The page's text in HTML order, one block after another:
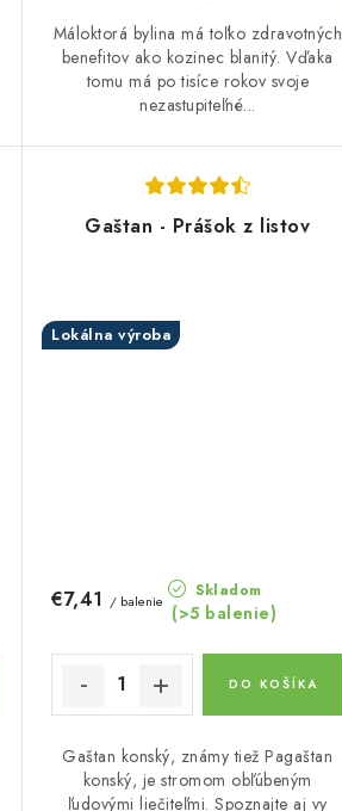
Máloktorá bylina má toľko zdravotných
benefitov ako kozinec blanitý. Vďaka
tomu má po tisíce rokov svoje
nezastupiteľné...
Gaštan - Prášok z listov
Lokálna výroba
Skladom
(>5 balenie)
€7,41 / balenie
DO KOŠÍKA
Gaštan konský, známy tiež Pagaštan
konský, je stromom obľúbeným
ľudovými liečiteľmi. Spoznajte aj vy